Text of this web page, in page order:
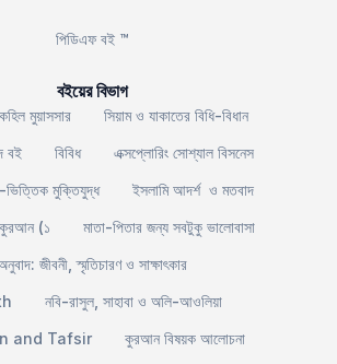
পিডিএফ বই ™
বইয়ের বিভাগ
মুয়াসসার
সিয়াম ও যাকাতের বিধি-বিধান
বই
বিবিধ
এক্সপ্লোরিং সোশ্যাল বিসনেস
ভিত্তিক মুক্তিযুদ্ধ
ইসলামি আদর্শ ও মতবাদ
(১
মাতা-পিতার জন্য সবটুকু ভালোবাসা
জীবনী, স্মৃতিচারণ ও সাক্ষাৎকার
নবি-রাসুল, সাহাবা ও অলি-আওলিয়া
and Tafsir
কুরআন বিষয়ক আলোচনা